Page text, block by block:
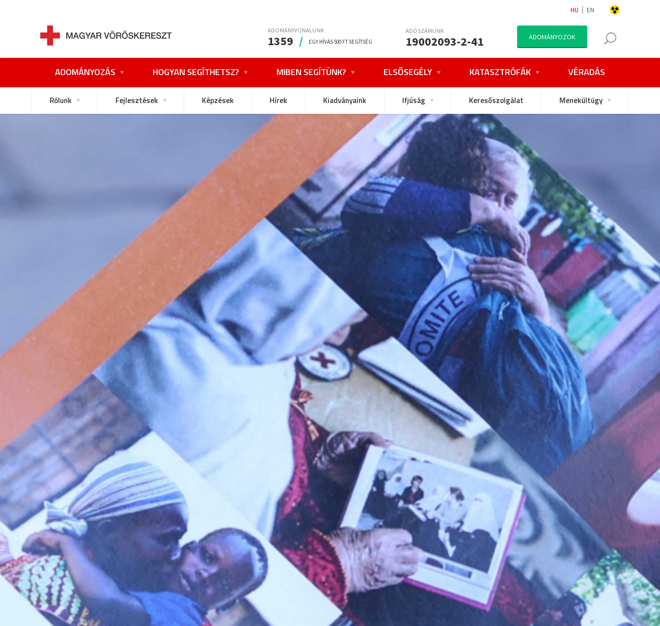
HU EN
ADOMÁNYVONALUNK
1359 / EGY HÍVÁS 500 FT SEGÍTSÉG
ADÓSZÁMUNK
19002093-2-41 ADOMÁNYOZOK
ADOMÁNYOZÁS HOGYAN SEGÍTHETSZ? MIBEN SEGÍTÜNK? ELSŐSEGÉLY KATASZTRÓFÁK VÉRADÁS
Rólunk Fejlesztések Képzések Hírek Kiadványaink Ifjúság Keresőszolgálat Menekültügy